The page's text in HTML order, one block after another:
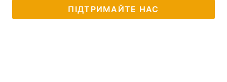
ПІДТРИМАЙТЕ НАС